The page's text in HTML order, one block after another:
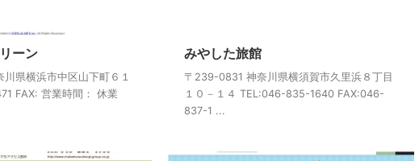
ーン
県横浜市中区山下町６１
FAX: 営業時間： 休業
みやした旅館
〒239-0831 神奈川県横須賀市久里浜８丁目
１０－１４ TEL:046-835-1640 FAX:046-
837-1 ...